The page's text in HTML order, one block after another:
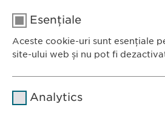
Esențiale
Aceste cookie-uri sunt esențiale
site-ului web și nu pot fi
Analytics